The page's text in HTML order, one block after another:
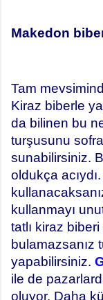
Makedon
Tam
Kiraz biberle
da bilinen bu
turşusunu
sunabilirsiniz.
oldukça
kullanmayı
tatlı kiraz biberi
bulamazsanız
yapabilirsiniz.
ile de
oluyor. Daha